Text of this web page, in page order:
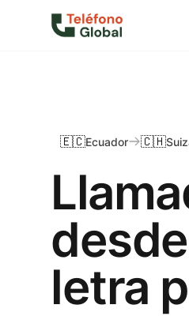
letra
🇪🇨Ecuador 🇨🇭